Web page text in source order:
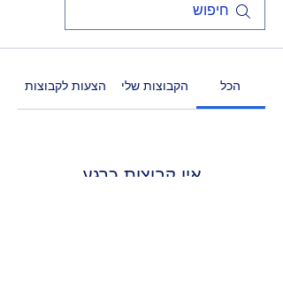
הכל הקבוצות שלי הצעות לקבוצות
אין קבוצות כרגע